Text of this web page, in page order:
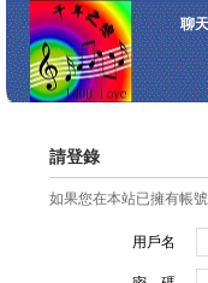
聊
請登錄
如果您在本站已擁有帳
用戶名